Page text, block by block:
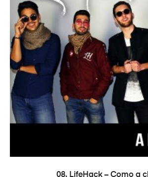
ADAUGĂ ÎN COȘ
08. LifeHack – Como a